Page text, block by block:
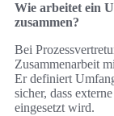
Wie arbeitet ein
zusammen?
Bei
Zusammenarbeit
Er definiert
sicher, dass
eingesetzt wird.